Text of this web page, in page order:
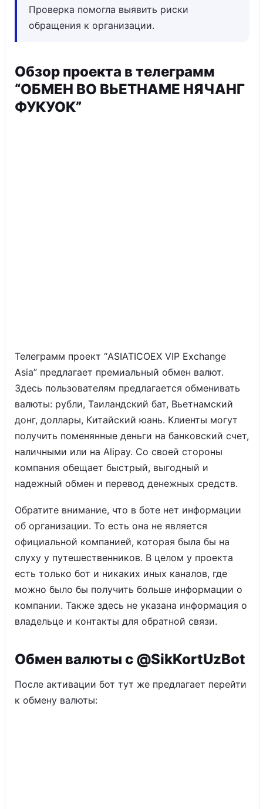
Проверка помогла выявить риски
обращения к организации.
Обзор проекта в телеграмм
“ОБМЕН ВО ВЬЕТНАМЕ НЯЧАНГ
ФУКУОК”
Телеграмм проект “ASIATICOEX VIP Exchange
Asia” предлагает премиальный обмен валют.
Здесь пользователям предлагается обменивать
валюты: рубли, Таиландский бат, Вьетнамский
донг, доллары, Китайский юань. Клиенты могут
получить поменянные деньги на банковский счет,
наличными или на Alipay. Со своей стороны
компания обещает быстрый, выгодный и
надежный обмен и перевод денежных средств.
Обратите внимание, что в боте нет информации
об организации. То есть она не является
официальной компанией, которая была бы на
слуху у путешественников. В целом у проекта
есть только бот и никаких иных каналов, где
можно было бы получить больше информации о
компании. Также здесь не указана информация о
владельце и контакты для обратной связи.
Обмен валюты с @SikKortUzBot
После активации бот тут же предлагает перейти
к обмену валюты: